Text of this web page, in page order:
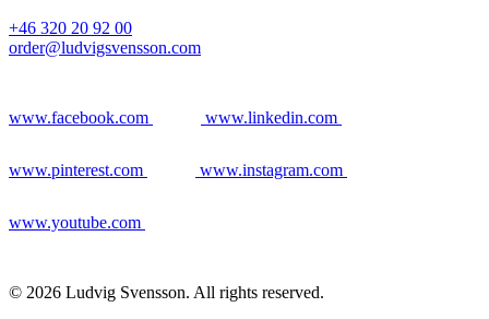
+46 320 20 92 00
order@ludvigsvensson.com
www.facebook.com www.linkedin.com
www.pinterest.com www.instagram.com
www.youtube.com
© 2026 Ludvig Svensson. All rights reserved.